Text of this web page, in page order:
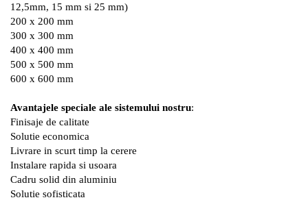
12,5mm, 15 mm si 25 mm)
200 x 200 mm
300 x 300 mm
400 x 400 mm
500 x 500 mm
600 x 600 mm
Avantajele speciale ale sistemului nostru:
Finisaje de calitate
Solutie economica
Livrare in scurt timp la cerere
Instalare rapida si usoara
Cadru solid din aluminiu
Solutie sofisticata